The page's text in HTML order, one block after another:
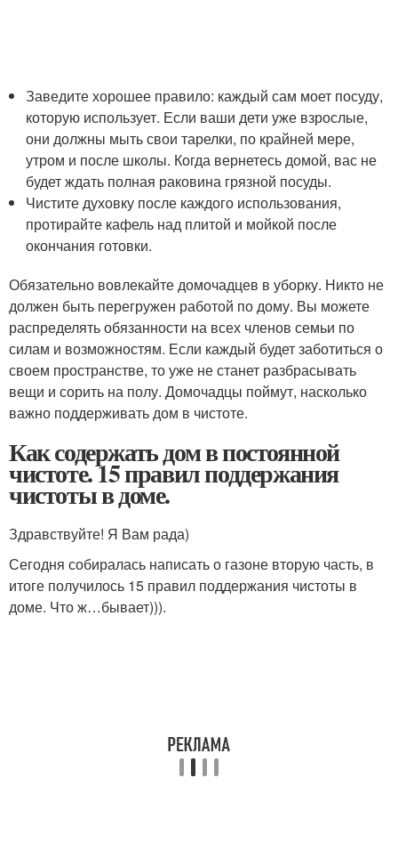
Заведите хорошее правило: каждый сам моет посуду,
которую использует. Если ваши дети уже взрослые,
они должны мыть свои тарелки, по крайней мере,
утром и после школы. Когда вернетесь домой, вас не
будет ждать полная раковина грязной посуды.
Чистите духовку после каждого использования,
протирайте кафель над плитой и мойкой после
окончания готовки.
Обязательно вовлекайте домочадцев в уборку. Никто не
должен быть перегружен работой по дому. Вы можете
распределять обязанности на всех членов семьи по
силам и возможностям. Если каждый будет заботиться о
своем пространстве, то уже не станет разбрасывать
вещи и сорить на полу. Домочадцы поймут, насколько
важно поддерживать дом в чистоте.
Как содержать дом в постоянной
чистоте. 15 правил поддержания
чистоты в доме.
Здравствуйте! Я Вам рада)
Сегодня собиралась написать о газоне вторую часть, в
итоге получилось 15 правил поддержания чистоты в
доме. Что ж…бывает))).